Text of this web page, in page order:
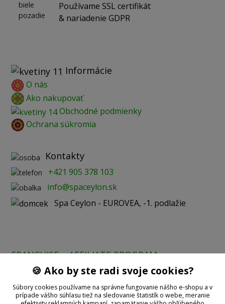
Používame SSL certifikát
& nariadenie GDPR
Informácie
O nás
Ako nakupovať
Obchodné podmienky
Ochrana súkromia
Kontakty
+421 905 378 103
info@spaceylon.sk
Spa Ceylon - EUROVEA, -1. podlažie
FRANCHISE AFFILIATE PROGRAM
Prijímame online platby:
🍪 Ako by ste radi svoje cookies?
Súbory cookies používame na správne fungovanie nášho e-shopu a v
prípade vášho súhlasu tiež na sledovanie štatistík o webe, meranie